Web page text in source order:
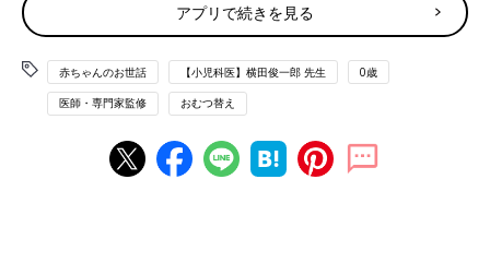
紙おむつを替える際に用意するものを紹介します。
●紙おむつ
紙おむつにはテープ型とパンツ型があり、赤ちゃんがねんねのこ
ろはテープ型、はいはいなど活発に動くようになったらパンツ型
が便利。サイズは新生児用からＳ～Ｌなどがあります。紙おむつ
は赤ちゃんの体形や成長などに合わせてサイズアップが必要で
アプリで続きを見る
赤ちゃんのお世話 【小児科医】横田俊一郎 先生 0歳
医師・専門家監修 おむつ替え